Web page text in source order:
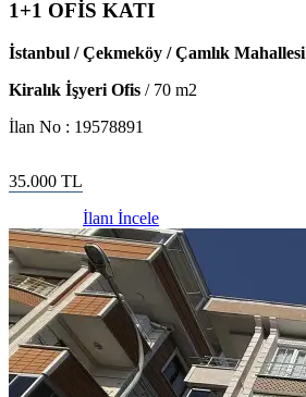
1+1 OFİS KATI
İstanbul / Çekmeköy / Çamlık Mahallesi
Kiralık İşyeri Ofis / 70 m2
İlan No : 19578891
35.000 TL
İlanı İncele